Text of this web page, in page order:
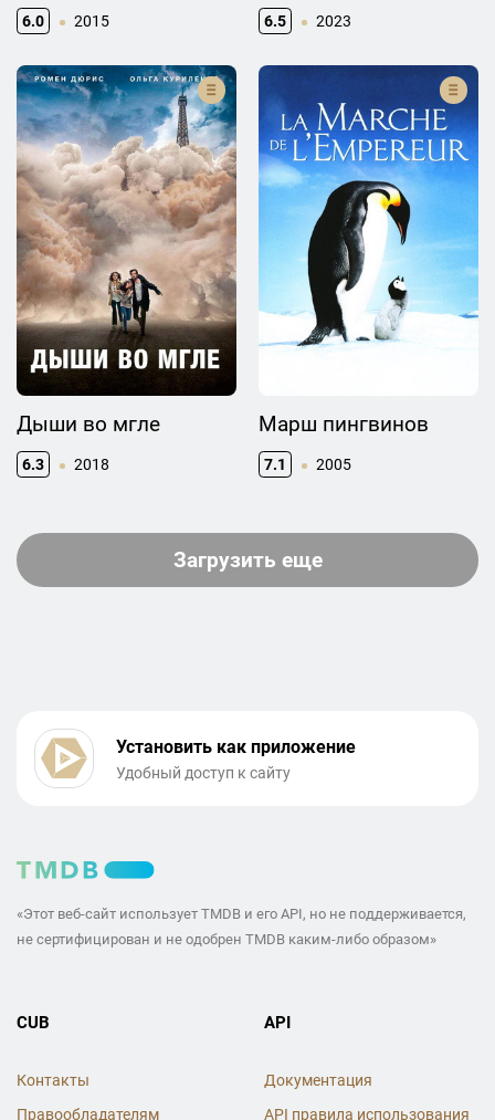
6.0 2015 6.5 2023
Дыши во мгле
6.3 2018
Марш пингвинов
7.1 2005
Загрузить еще
Установить как приложение
Удобный доступ к сайту
«Этот веб-сайт использует TMDB и его API, но не поддерживается,
не сертифицирован и не одобрен TMDB каким-либо образом»
CUB
Контакты
Правообладателям
API
Документация
API правила использования